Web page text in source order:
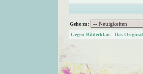
Gehe zu:
Gegen Bilderklau - Das Original